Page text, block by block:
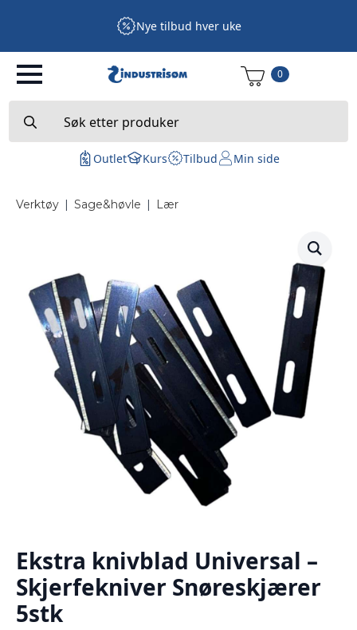
Nye tilbud hver uke
0
for:
Outlet Kurs Tilbud Min side
Verktøy | Sage&høvle | Lær
Ekstra knivblad Universal –
Skjerfekniver Snøreskjærer
5stk